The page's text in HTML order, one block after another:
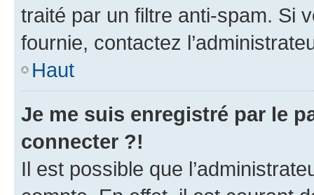
traité par un filtre anti-spam. Si
fournie, contactez
Haut
Je me suis enregistré par le
connecter ?!
Il est possible que